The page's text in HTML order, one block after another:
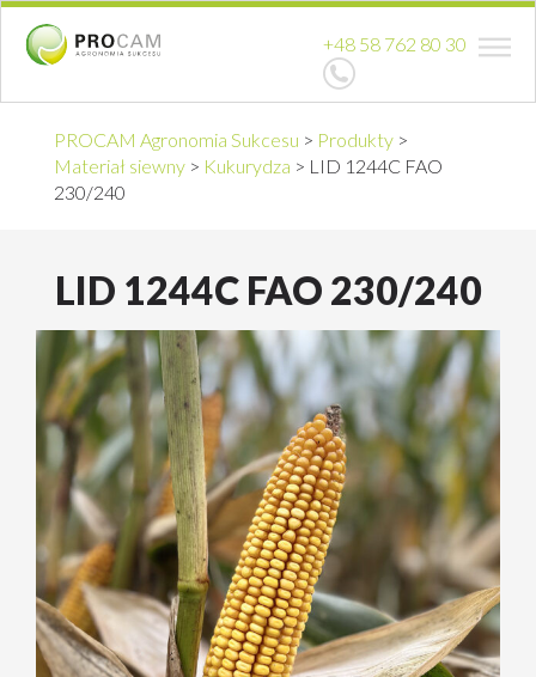
+48 58 762 80 30
PROCAM Agronomia Sukcesu > Produkty >
Materiał siewny > Kukurydza > LID 1244C FAO
230/240
LID 1244C FAO 230/240